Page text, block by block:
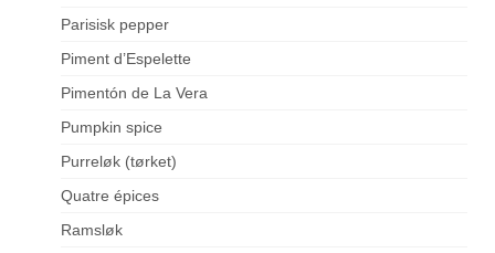
Parisisk pepper
Piment d’Espelette
Pimentón de La Vera
Pumpkin spice
Purreløk (tørket)
Quatre épices
Ramsløk